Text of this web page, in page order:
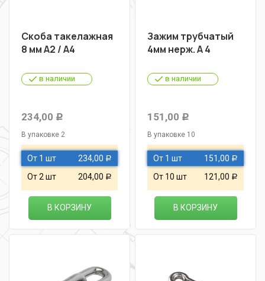
Скоба такелажная
8 мм А2 / А4
в наличии
234,00 Р
В упаковке 2
От 1 шт 234,00 Р
От 2 шт 204,00 Р
В КОРЗИНУ
Зажим трубчатый
4мм нерж. A 4
в наличии
151,00 Р
В упаковке 10
От 1 шт 151,00 Р
От 10 шт 121,00 Р
В КОРЗИНУ